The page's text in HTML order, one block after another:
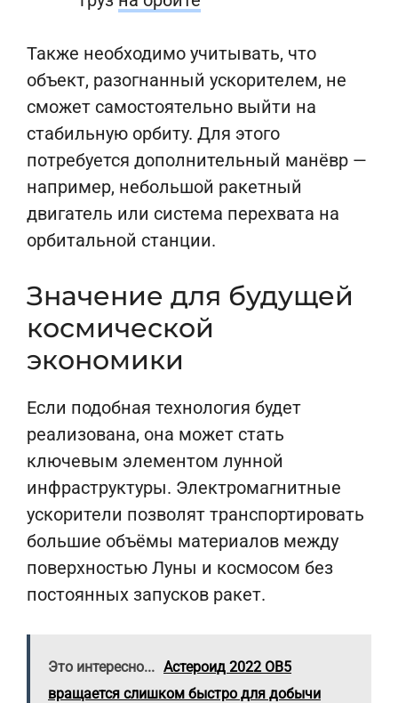
Также необходимо учитывать, что
объект, разогнанный ускорителем, не
сможет самостоятельно выйти на
стабильную орбиту. Для этого
потребуется дополнительный манёвр —
например, небольшой ракетный
двигатель или система перехвата на
орбитальной станции.
Значение для будущей
космической
экономики
Если подобная технология будет
реализована, она может стать
ключевым элементом лунной
инфраструктуры. Электромагнитные
ускорители позволят транспортировать
большие объёмы материалов между
поверхностью Луны и космосом без
постоянных запусков ракет.
Это интересно... Астероид 2022 OB5
вращается слишком быстро для добычи